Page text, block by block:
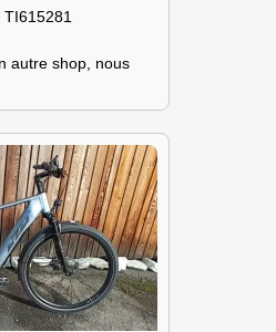
TI615281
autre shop, nous